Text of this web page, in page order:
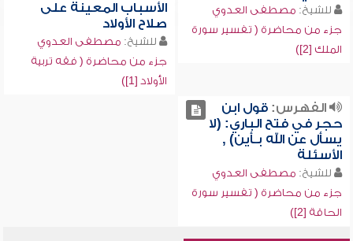
للشيخ: مصطفى العدوي
جزء من محاضرة ( تفسير سورة
الملك [2])
الأسباب المعينة على
صلاح الأولاد
للشيخ: مصطفى العدوي
جزء من محاضرة ( فقه تربية
الأولاد [1])
الفهرس:قول ابن
حجر في فتح الباري: (لا
يسأل عن الله بـأين) ,
الأسئلة
للشيخ: مصطفى العدوي
جزء من محاضرة ( تفسير سورة
الحاقة [2])